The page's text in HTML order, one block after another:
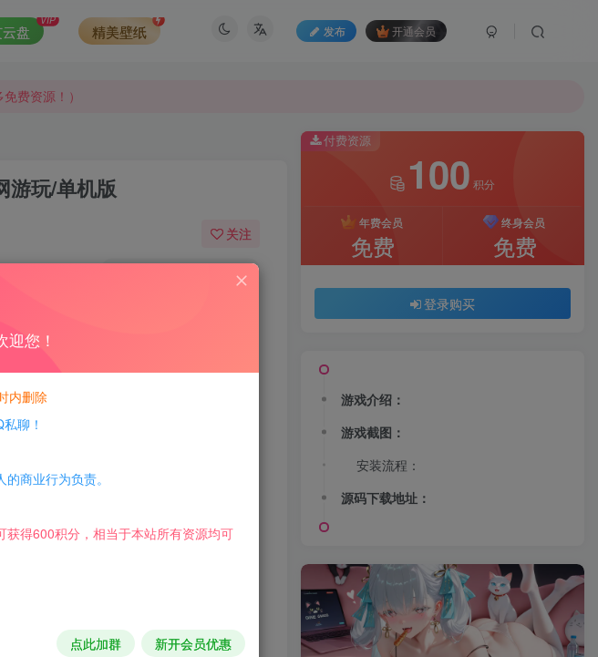
发布 开通会员
盘
VIP
精美壁纸
费资源！）
删除处理。
游玩/单机版
关注
行~~~
图标
付费资源
100 积分
年费会员
免费
终身会员
免费
登录购买
游戏介绍：
游戏截图：
安装流程：
源码下载地址：
迎您！
内删除
聊！
商业行为负责。
得600积分，相当于本站所有资源均可
点此加群 新开会员优惠